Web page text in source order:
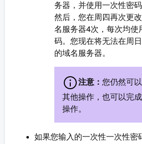
务器，并使用一次性密
然后，您在周四再次更
名服务器4次，每次均使
码。您现在将无法在周
的域名服务器。
注意： 您仍然可
其他操作，也可以完
操作。
如果您输入的一次性一次性密